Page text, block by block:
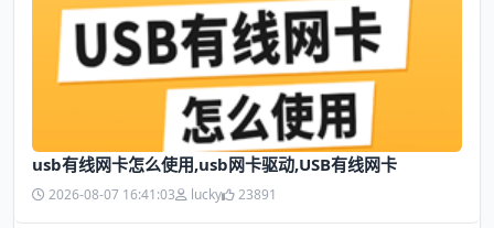
usb有线网卡怎么使用,usb网卡驱动,USB有线网卡
2026-08-07 16:41:03 lucky 23891